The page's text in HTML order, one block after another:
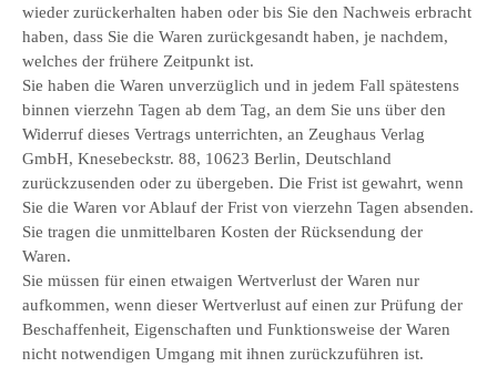
wieder zurückerhalten haben oder bis Sie den Nachweis erbracht
haben, dass Sie die Waren zurückgesandt haben, je nachdem,
welches der frühere Zeitpunkt ist.
Sie haben die Waren unverzüglich und in jedem Fall spätestens
binnen vierzehn Tagen ab dem Tag, an dem Sie uns über den
Widerruf dieses Vertrags unterrichten, an Zeughaus Verlag
GmbH, Knesebeckstr. 88, 10623 Berlin, Deutschland
zurückzusenden oder zu übergeben. Die Frist ist gewahrt, wenn
Sie die Waren vor Ablauf der Frist von vierzehn Tagen absenden.
Sie tragen die unmittelbaren Kosten der Rücksendung der
Waren.
Sie müssen für einen etwaigen Wertverlust der Waren nur
aufkommen, wenn dieser Wertverlust auf einen zur Prüfung der
Beschaffenheit, Eigenschaften und Funktionsweise der Waren
nicht notwendigen Umgang mit ihnen zurückzuführen ist.